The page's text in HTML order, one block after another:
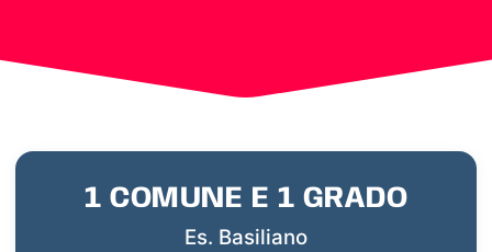
1 COMUNE E 1 GRADO
Es. Basiliano